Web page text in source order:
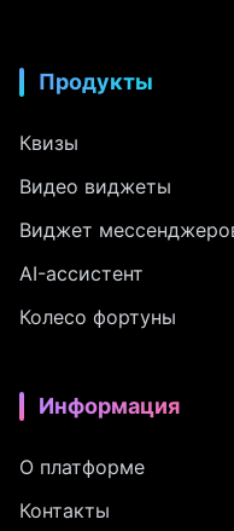
Продукты
Квизы
Видео виджеты
Виджет
AI-ассистент
Колесо фортуны
Информация
О платформе
Контакты